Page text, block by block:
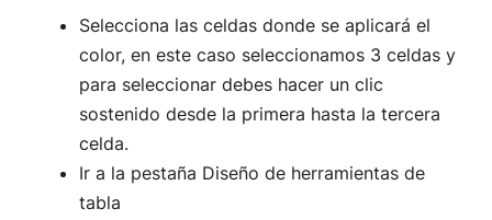
Selecciona las celdas donde se aplicará el
color, en este caso seleccionamos 3 celdas y
para seleccionar debes hacer un clic
sostenido desde la primera hasta la tercera
celda.
Ir a la pestaña Diseño de herramientas de
tabla